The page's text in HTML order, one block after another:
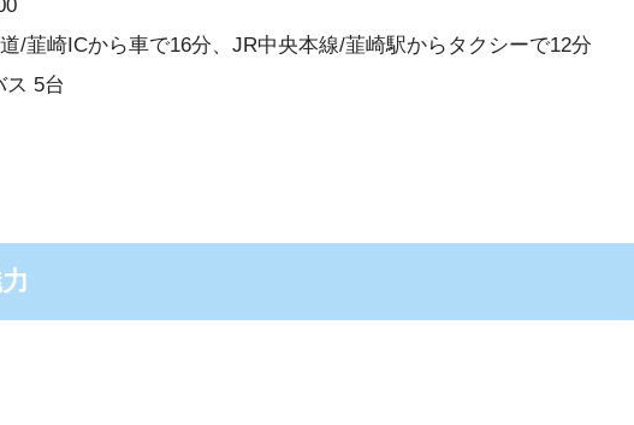
道/韮崎ICから車で16分、JR中央本線/韮崎駅からタクシーで12分
ス 5台